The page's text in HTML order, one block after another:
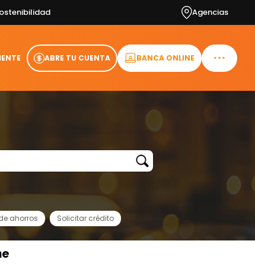
Agencias
ABRE TU CUENTA BANCA ONLINE
ahorros Solicitar crédito